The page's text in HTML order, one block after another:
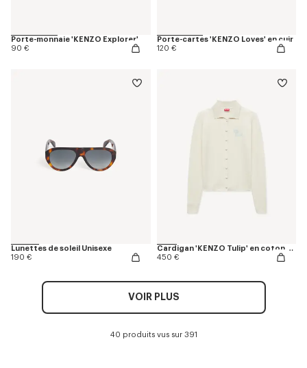
Porte-monnaie 'KENZO Explorer'
90 €
Porte-cartes 'KENZO Loves' en cuir
120 €
Lunettes de soleil Unisexe
190 €
Cardigan 'KENZO Tulip' en coton effet éponge
450 €
VOIR PLUS
40 produits vus sur 391